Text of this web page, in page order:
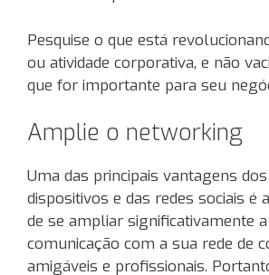
Pesquise o que está
ou atividade corporativa, e não
que for importante para seu
Amplie o networking
Uma das principais vantagens
dispositivos e das redes sociais é
de se ampliar significativamente
comunicação com a sua rede de
amigáveis e profissionais.